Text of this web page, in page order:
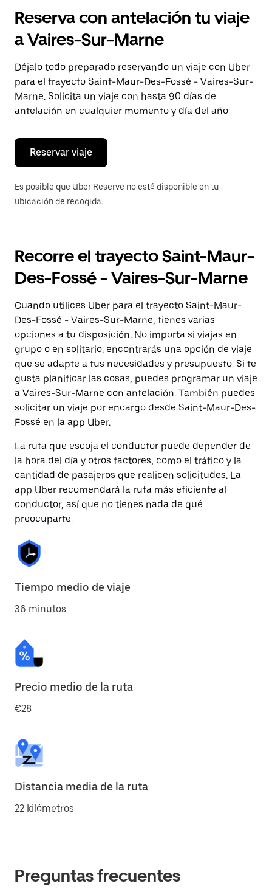
calendario
seleccionar
fecha.
Pulsa
el
botón
de
escape
cerrar
calendario.
Reserva con antelación tu viaje
a Vaires-Sur-Marne
Déjalo todo preparado reservando un viaje con Uber
para el trayecto Saint-Maur-Des-Fossé - Vaires-Sur-
Marne. Solicita un viaje con hasta 90 días de
antelación en cualquier momento y día del año.
Reservar viaje
Es posible que Uber Reserve no esté disponible en tu
ubicación de recogida.
Recorre el trayecto Saint-Maur-
Des-Fossé - Vaires-Sur-Marne
Cuando utilices Uber para el trayecto Saint-Maur-
Des-Fossé - Vaires-Sur-Marne, tienes varias
opciones a tu disposición. No importa si viajas en
grupo o en solitario: encontrarás una opción de viaje
que se adapte a tus necesidades y presupuesto. Si te
gusta planificar las cosas, puedes programar un viaje
a Vaires-Sur-Marne con antelación. También puedes
solicitar un viaje por encargo desde Saint-Maur-Des-
Fossé en la app Uber.
La ruta que escoja el conductor puede depender de
la hora del día y otros factores, como el tráfico y la
cantidad de pasajeros que realicen solicitudes. La
app Uber recomendará la ruta más eficiente al
conductor, así que no tienes nada de qué
preocuparte.
Tiempo medio de viaje
36 minutos
Precio medio de la ruta
€28
Distancia media de la ruta
22 kilómetros
Preguntas frecuentes